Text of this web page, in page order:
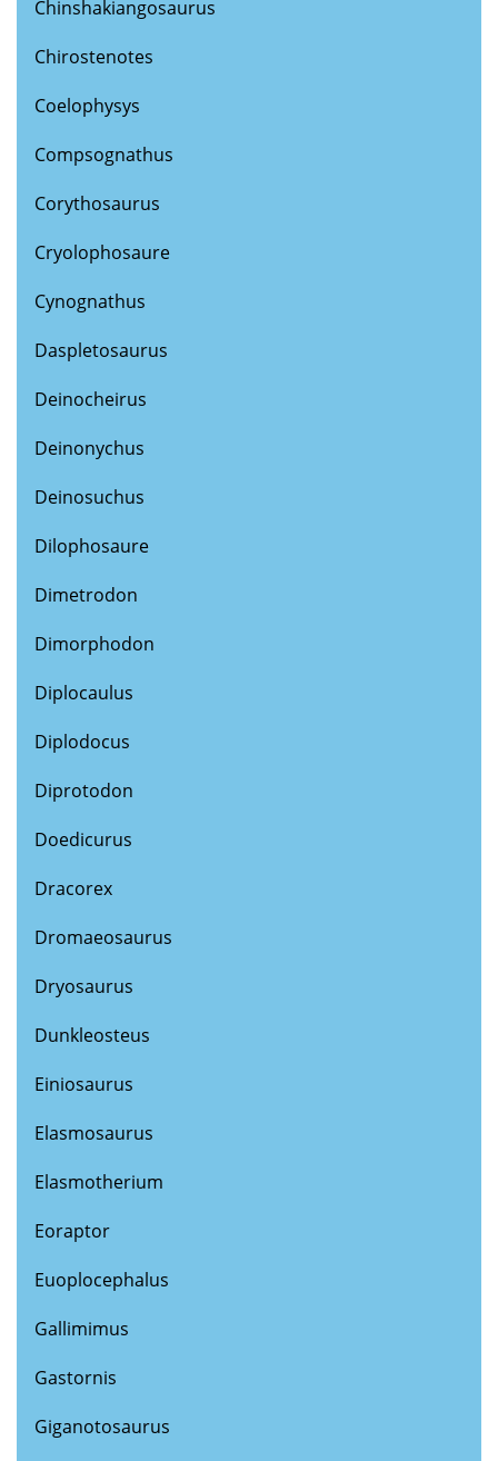
Chinshakiangosaurus
Chirostenotes
Coelophysys
Compsognathus
Corythosaurus
Cryolophosaure
Cynognathus
Daspletosaurus
Deinocheirus
Deinonychus
Deinosuchus
Dilophosaure
Dimetrodon
Dimorphodon
Diplocaulus
Diplodocus
Diprotodon
Doedicurus
Dracorex
Dromaeosaurus
Dryosaurus
Dunkleosteus
Einiosaurus
Elasmosaurus
Elasmotherium
Eoraptor
Euoplocephalus
Gallimimus
Gastornis
Giganotosaurus